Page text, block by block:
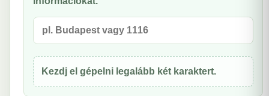
Kezdj el gépelni legalább két karaktert.